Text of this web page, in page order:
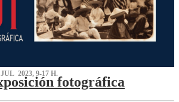
2023, 9-17 H.
fotográfica